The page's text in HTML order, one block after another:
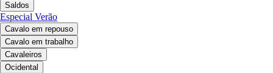
Saldos
Especial Verão
Cavalo em repouso
Cavalo em trabalho
Cavaleiros
Ocidental